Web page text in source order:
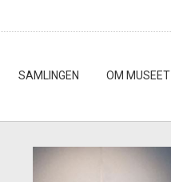
SAMLINGEN OM MUSEET